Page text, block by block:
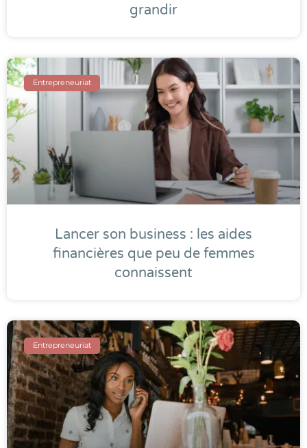
grandir
Entrepreneuriat
Lancer son business : les aides
financières que peu de femmes
connaissent
Entrepreneuriat